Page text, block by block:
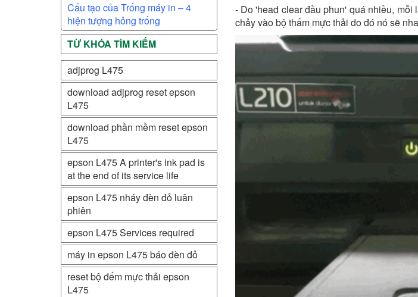
Cấu tạo của Trống máy in – 4
hiện tượng hỏng trống
TỪ KHÓA TÌM KIẾM
adjprog L475
download adjprog reset epson
L475
download phần mềm reset epson
L475
epson L475 A printer's ink pad is
at the end of its service life
epson L475 nháy đèn đỏ luân
phiên
epson L475 Services required
máy in epson L475 báo đèn đỏ
reset bộ đếm mực thải epson
L475
- Do 'head clear đầu phun' quá nhiều,
chảy vào bộ thấm mực thải do đó nó sẽ